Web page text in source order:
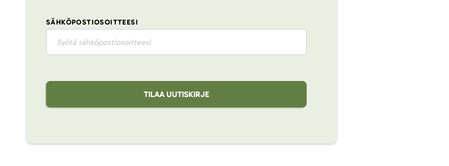
SÄHKÖPOSTIOSOITTEESI
TILAA UUTISKIRJE